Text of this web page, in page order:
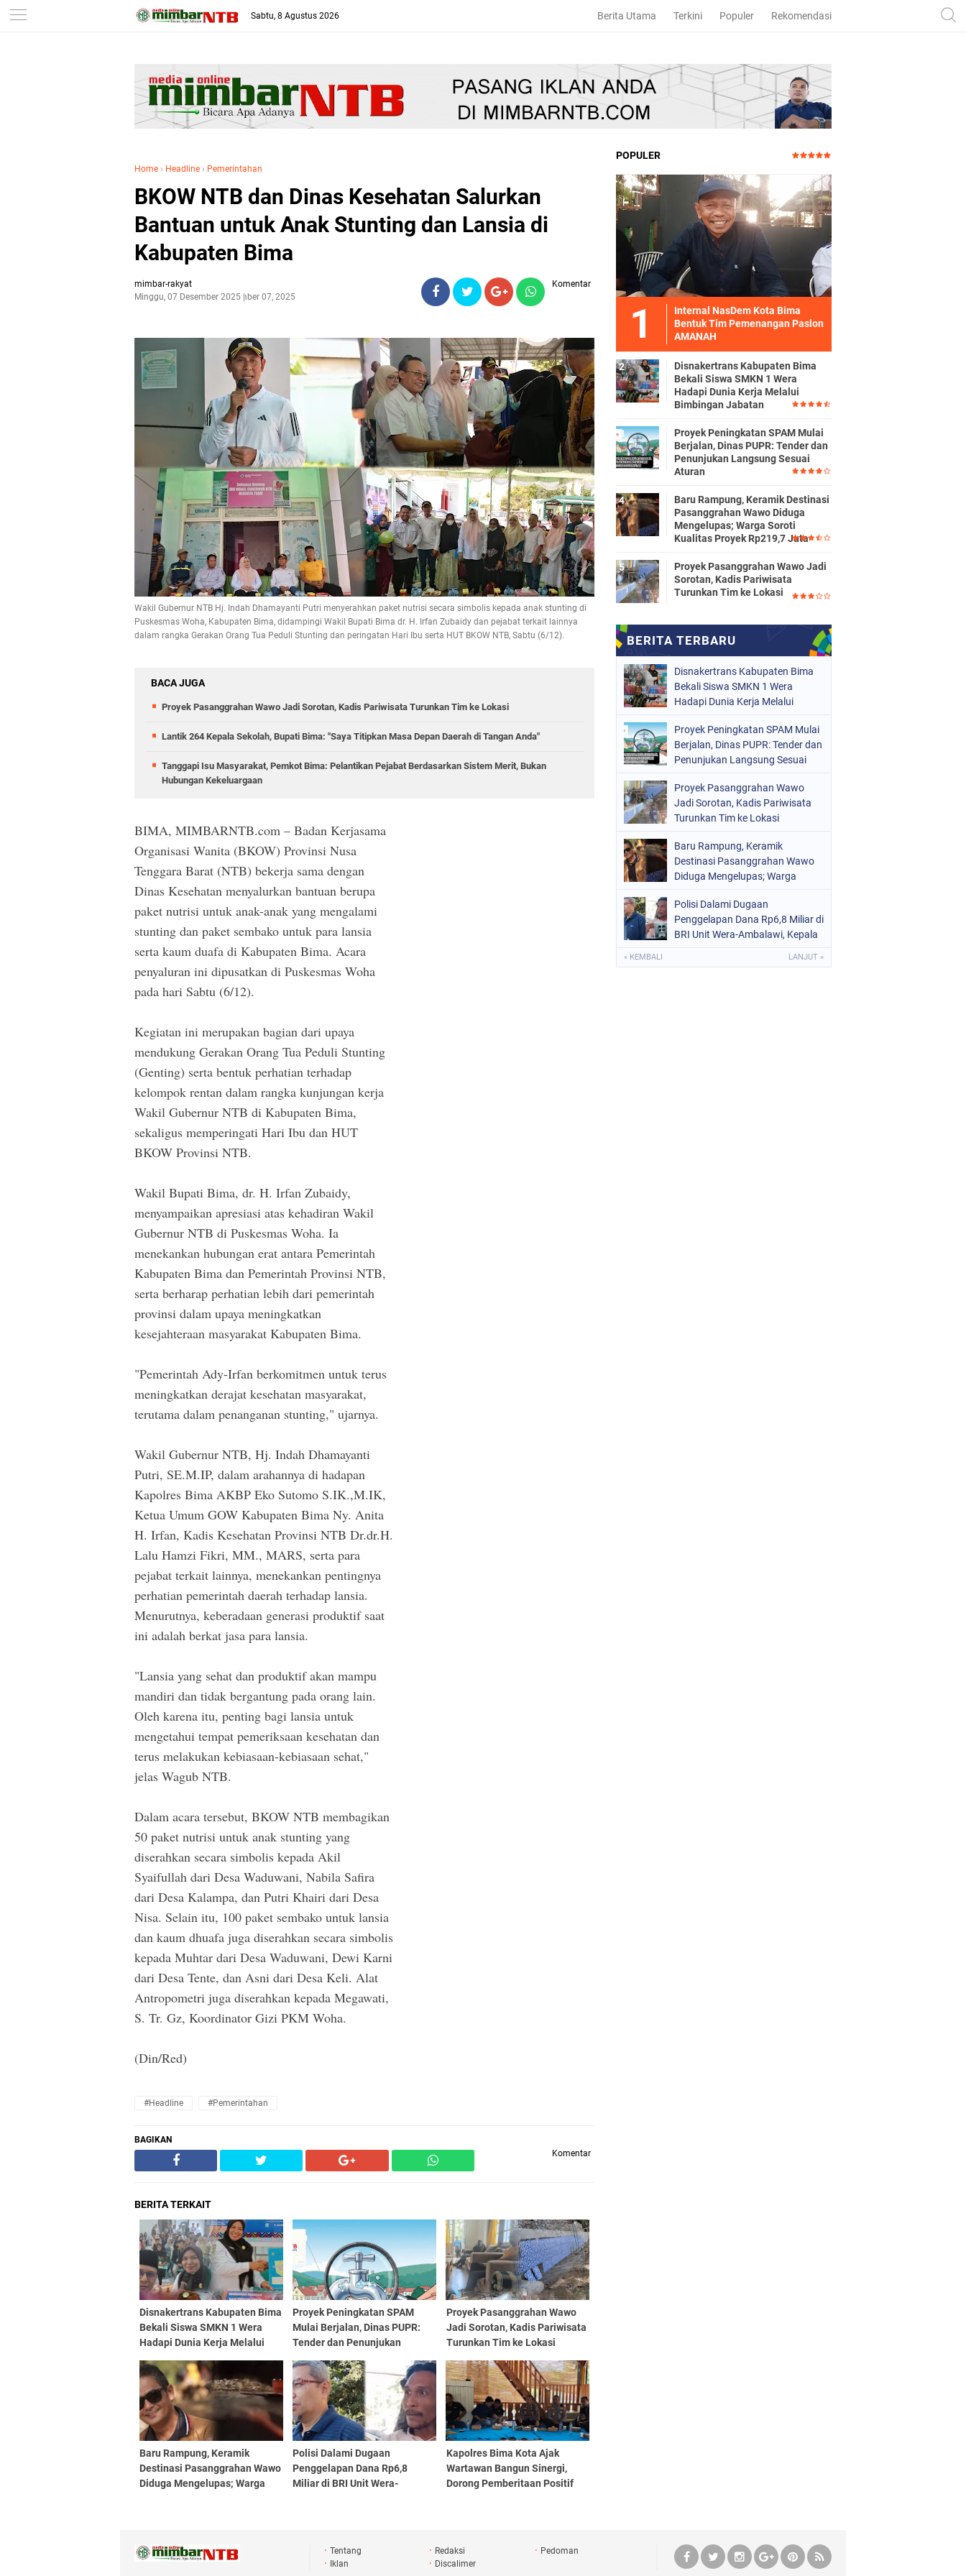
-->
Sabtu, 8 Agustus 2026 Berita Utama Terkini Populer Rekomendasi
Home › Headline › Pemerintahan
BKOW NTB dan Dinas Kesehatan Salurkan
Bantuan untuk Anak Stunting dan Lansia di
Kabupaten Bima
mimbar-rakyat
Minggu, 07 Desember 2025Desember 07, 2025
Komentar
Wakil Gubernur NTB Hj. Indah Dhamayanti Putri menyerahkan paket nutrisi secara simbolis kepada anak stunting di
Puskesmas Woha, Kabupaten Bima, didampingi Wakil Bupati Bima dr. H. Irfan Zubaidy dan pejabat terkait lainnya
dalam rangka Gerakan Orang Tua Peduli Stunting dan peringatan Hari Ibu serta HUT BKOW NTB, Sabtu (6/12).
BACA JUGA
Proyek Pasanggrahan Wawo Jadi Sorotan, Kadis Pariwisata Turunkan Tim ke Lokasi
Lantik 264 Kepala Sekolah, Bupati Bima: "Saya Titipkan Masa Depan Daerah di Tangan Anda"
Tanggapi Isu Masyarakat, Pemkot Bima: Pelantikan Pejabat Berdasarkan Sistem Merit, Bukan
Hubungan Kekeluargaan
BIMA, MIMBARNTB.com – Badan Kerjasama
Organisasi Wanita (BKOW) Provinsi Nusa
Tenggara Barat (NTB) bekerja sama dengan
Dinas Kesehatan menyalurkan bantuan berupa
paket nutrisi untuk anak-anak yang mengalami
stunting dan paket sembako untuk para lansia
serta kaum duafa di Kabupaten Bima. Acara
penyaluran ini dipusatkan di Puskesmas Woha
pada hari Sabtu (6/12).
Kegiatan ini merupakan bagian dari upaya
mendukung Gerakan Orang Tua Peduli Stunting
(Genting) serta bentuk perhatian terhadap
kelompok rentan dalam rangka kunjungan kerja
Wakil Gubernur NTB di Kabupaten Bima,
sekaligus memperingati Hari Ibu dan HUT
BKOW Provinsi NTB.
Wakil Bupati Bima, dr. H. Irfan Zubaidy,
menyampaikan apresiasi atas kehadiran Wakil
Gubernur NTB di Puskesmas Woha. Ia
menekankan hubungan erat antara Pemerintah
Kabupaten Bima dan Pemerintah Provinsi NTB,
serta berharap perhatian lebih dari pemerintah
provinsi dalam upaya meningkatkan
kesejahteraan masyarakat Kabupaten Bima.
"Pemerintah Ady-Irfan berkomitmen untuk terus
meningkatkan derajat kesehatan masyarakat,
terutama dalam penanganan stunting," ujarnya.
Wakil Gubernur NTB, Hj. Indah Dhamayanti
Putri, SE.M.IP, dalam arahannya di hadapan
Kapolres Bima AKBP Eko Sutomo S.IK.,M.IK,
Ketua Umum GOW Kabupaten Bima Ny. Anita
H. Irfan, Kadis Kesehatan Provinsi NTB Dr.dr.H.
Lalu Hamzi Fikri, MM., MARS, serta para
pejabat terkait lainnya, menekankan pentingnya
perhatian pemerintah daerah terhadap lansia.
Menurutnya, keberadaan generasi produktif saat
ini adalah berkat jasa para lansia.
"Lansia yang sehat dan produktif akan mampu
mandiri dan tidak bergantung pada orang lain.
Oleh karena itu, penting bagi lansia untuk
mengetahui tempat pemeriksaan kesehatan dan
terus melakukan kebiasaan-kebiasaan sehat,"
jelas Wagub NTB.
Dalam acara tersebut, BKOW NTB membagikan
50 paket nutrisi untuk anak stunting yang
diserahkan secara simbolis kepada Akil
Syaifullah dari Desa Waduwani, Nabila Safira
dari Desa Kalampa, dan Putri Khairi dari Desa
Nisa. Selain itu, 100 paket sembako untuk lansia
dan kaum dhuafa juga diserahkan secara simbolis
kepada Muhtar dari Desa Waduwani, Dewi Karni
dari Desa Tente, dan Asni dari Desa Keli. Alat
Antropometri juga diserahkan kepada Megawati,
S. Tr. Gz, Koordinator Gizi PKM Woha.
(Din/Red)
#Headline #Pemerintahan
BAGIKAN
Komentar
BERITA TERKAIT
Disnakertrans Kabupaten Bima
Bekali Siswa SMKN 1 Wera
Hadapi Dunia Kerja Melalui
Proyek Peningkatan SPAM
Mulai Berjalan, Dinas PUPR:
Tender dan Penunjukan
Proyek Pasanggrahan Wawo
Jadi Sorotan, Kadis Pariwisata
Turunkan Tim ke Lokasi
Baru Rampung, Keramik
Destinasi Pasanggrahan Wawo
Diduga Mengelupas; Warga
Polisi Dalami Dugaan
Penggelapan Dana Rp6,8
Miliar di BRI Unit Wera-
Kapolres Bima Kota Ajak
Wartawan Bangun Sinergi,
Dorong Pemberitaan Positif
POPULER
Internal NasDem Kota Bima
Bentuk Tim Pemenangan Paslon
AMANAH
Disnakertrans Kabupaten Bima
Bekali Siswa SMKN 1 Wera
Hadapi Dunia Kerja Melalui
Bimbingan Jabatan
Proyek Peningkatan SPAM Mulai
Berjalan, Dinas PUPR: Tender dan
Penunjukan Langsung Sesuai
Aturan
Baru Rampung, Keramik Destinasi
Pasanggrahan Wawo Diduga
Mengelupas; Warga Soroti
Kualitas Proyek Rp219,7 Juta
Proyek Pasanggrahan Wawo Jadi
Sorotan, Kadis Pariwisata
Turunkan Tim ke Lokasi
Disnakertrans Kabupaten Bima
Bekali Siswa SMKN 1 Wera
Hadapi Dunia Kerja Melalui
Proyek Peningkatan SPAM Mulai
Berjalan, Dinas PUPR: Tender dan
Penunjukan Langsung Sesuai
Proyek Pasanggrahan Wawo
Jadi Sorotan, Kadis Pariwisata
Turunkan Tim ke Lokasi
Baru Rampung, Keramik
Destinasi Pasanggrahan Wawo
Diduga Mengelupas; Warga
Juta
Polisi Dalami Dugaan
Penggelapan Dana Rp6,8 Miliar di
BRI Unit Wera-Ambalawi, Kepala
« KEMBALI LANJUT »
Tentang Redaksi
Pedoman
Iklan
Discalimer